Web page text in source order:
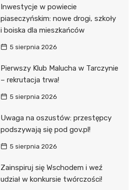
Inwestycje w powiecie
piaseczyńskim: nowe drogi, szkoły
i boiska dla mieszkańców
5 sierpnia 2026
Pierwszy Klub Malucha w Tarczynie
– rekrutacja trwa!
5 sierpnia 2026
Uwaga na oszustów: przestępcy
podszywają się pod gov.pl!
5 sierpnia 2026
Zainspiruj się Wschodem i weź
udział w konkursie twórczości!